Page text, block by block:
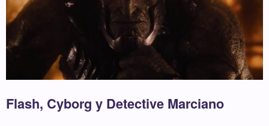
Flash, Cyborg y Detective Marciano